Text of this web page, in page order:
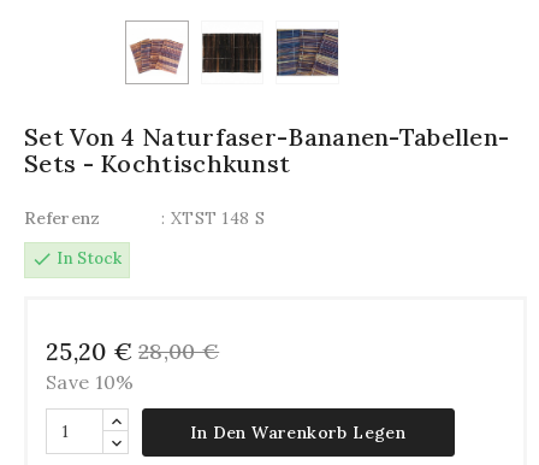
Set Von 4 Naturfaser-Bananen-Tabellen-
Sets - Kochtischkunst
Referenz
: XTST 148 S
check In Stock
25,20 € 28,00 €
Save 10%
In Den Warenkorb Legen